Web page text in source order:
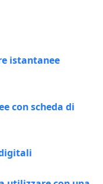
istantanee
con scheda di